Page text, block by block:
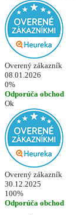
Overený zákazník
08.01.2026
0%
Odporúča obchod
Ok
Overený zákazník
30.12.2025
100%
Odporúča obchod